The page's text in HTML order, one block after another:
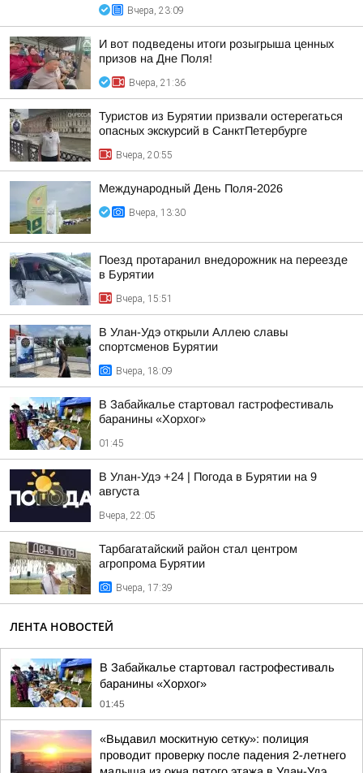
Вчера, 23:09
И вот подведены итоги розыгрыша ценных
призов на Дне Поля!
Вчера, 21:36
Туристов из Бурятии призвали остерегаться
опасных экскурсий в СанктПетербурге
Вчера, 20:55
Международный День Поля-2026
Вчера, 13:30
Поезд протаранил внедорожник на переезде
в Бурятии
Вчера, 15:51
В Улан-Удэ открыли Аллею славы
спортсменов Бурятии
Вчера, 18:09
В Забайкалье стартовал гастрофестиваль
баранины «Хорхог»
01:45
В Улан-Удэ +24 | Погода в Бурятии на 9
августа
Вчера, 22:05
Тарбагатайский район стал центром
агропрома Бурятии
Вчера, 17:39
ЛЕНТА НОВОСТЕЙ
В Забайкалье стартовал гастрофестиваль
баранины «Хорхог»
01:45
«Выдавил москитную сетку»: полиция
проводит проверку после падения 2-летнего